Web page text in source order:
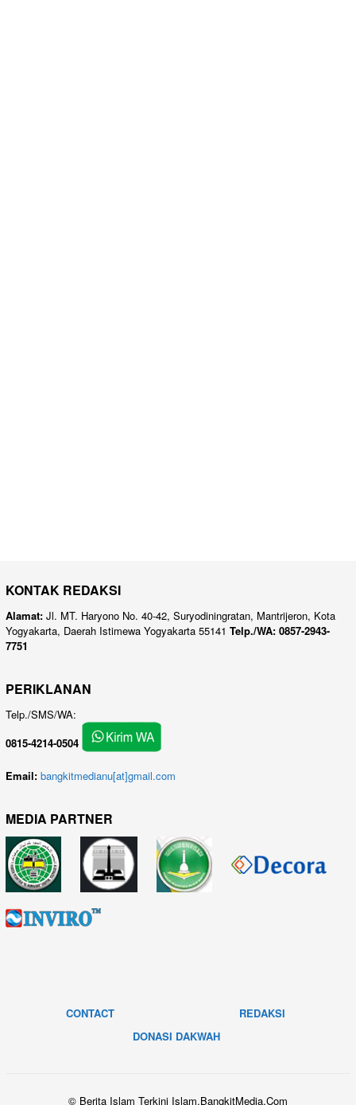
KONTAK REDAKSI
Alamat: Jl. MT. Haryono No. 40-42, Suryodiningratan, Mantrijeron, Kota
Yogyakarta, Daerah Istimewa Yogyakarta 55141 Telp./WA: 0857-2943-
7751
PERIKLANAN
Telp./SMS/WA:
0815-4214-0504
Email: bangkitmedianu[at]gmail.com
MEDIA PARTNER
CONTACT
REDAKSI
DONASI DAKWAH
© Berita Islam Terkini Islam.BangkitMedia.Com